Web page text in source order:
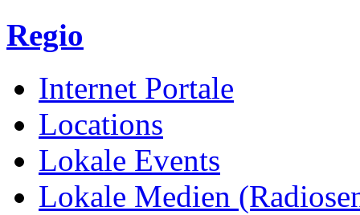
Regio
Internet Portale
Locations
Lokale Events
Lokale Medien